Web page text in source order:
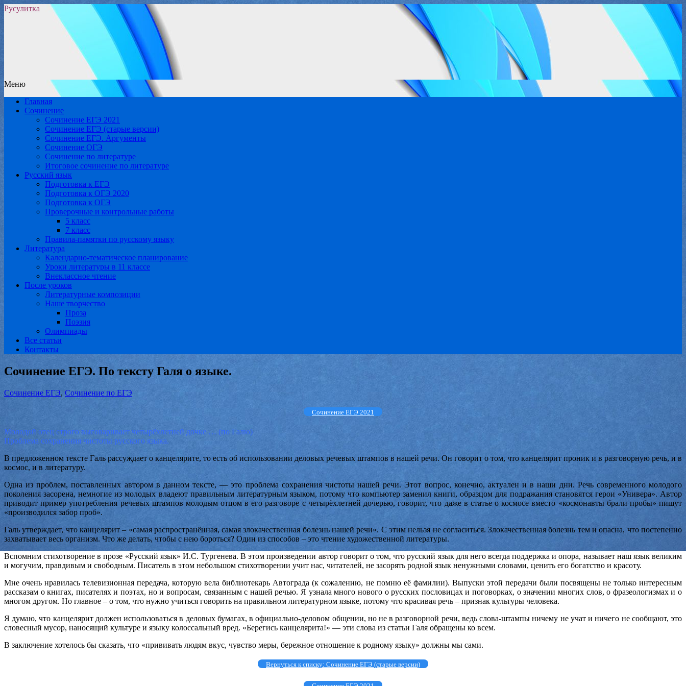
Русулитка
Меню
Главная
Сочинение
Сочинение ЕГЭ 2021
Сочинение ЕГЭ (старые версии)
Сочинение ЕГЭ. Аргументы
Сочинение ОГЭ
Сочинение по литературе
Итоговое сочинение по литературе
Русский язык
Подготовка к ЕГЭ
Подготовка к ОГЭ 2020
Подготовка к ОГЭ
Проверочные и контрольные работы
5 класс
7 класс
Правила-памятки по русскому языку
Литература
Календарно-тематическое планирование
Уроки литературы в 11 классе
Внеклассное чтение
После уроков
Литературные композиции
Наше творчество
Проза
Поэзия
Олимпиады
Все статьи
Контакты
Сочинение ЕГЭ. По тексту Галя о языке.
Сочинение ЕГЭ, Сочинение по ЕГЭ
Сочинение ЕГЭ 2021
Молодой отец строго выговаривает четырёхлетней дочке … (по Галю)
Проблема сохранения чистоты русского языка.
В предложенном тексте Галь рассуждает о канцелярите, то есть об использовании деловых речевых штампов в нашей речи. Он говорит о том, что канцелярит проник и в разговорную речь, и в
космос, и в литературу.
Одна из проблем, поставленных автором в данном тексте, — это проблема сохранения чистоты нашей речи. Этот вопрос, конечно, актуален и в наши дни. Речь современного молодого
поколения засорена, немногие из молодых владеют правильным литературным языком, потому что компьютер заменил книги, образцом для подражания становятся герои «Универа». Автор
приводит пример употребления речевых штампов молодым отцом в его разговоре с четырёхлетней дочерью, говорит, что даже в статье о космосе вместо «космонавты брали пробы» пишут
«производился забор проб».
Галь утверждает, что канцелярит – «самая распространённая, самая злокачественная болезнь нашей речи». С этим нельзя не согласиться. Злокачественная болезнь тем и опасна, что постепенно
захватывает весь организм. Что же делать, чтобы с нею бороться? Один из способов – это чтение художественной литературы.
Вспомним стихотворение в прозе «Русский язык» И.С. Тургенева. В этом произведении автор говорит о том, что русский язык для него всегда поддержка и опора, называет наш язык великим
и могучим, правдивым и свободным. Писатель в этом небольшом стихотворении учит нас, читателей, не засорять родной язык ненужными словами, ценить его богатство и красоту.
Мне очень нравилась телевизионная передача, которую вела библиотекарь Автограда (к сожалению, не помню её фамилии). Выпуски этой передачи были посвящены не только интересным
рассказам о книгах, писателях и поэтах, но и вопросам, связанным с нашей речью. Я узнала много нового о русских пословицах и поговорках, о значении многих слов, о фразеологизмах и о
многом другом. Но главное – о том, что нужно учиться говорить на правильном литературном языке, потому что красивая речь – признак культуры человека.
Я думаю, что канцелярит должен использоваться в деловых бумагах, в официально-деловом общении, но не в разговорной речи, ведь слова-штампы ничему не учат и ничего не сообщают, это
словесный мусор, наносящий культуре и языку колоссальный вред. «Берегись канцелярита!» — эти слова из статьи Галя обращены ко всем.
В заключение хотелось бы сказать, что «прививать людям вкус, чувство меры, бережное отношение к родному языку» должны мы сами.
Вернуться к списку: Сочинение ЕГЭ (старые версии)